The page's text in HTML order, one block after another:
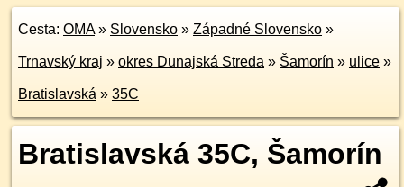
Cesta: OMA» Slovensko » Západné Slovensko »
Trnavský kraj » okres Dunajská Streda » Šamorín » ulice »
Bratislavská » 35C
Bratislavská 35C, Šamorín